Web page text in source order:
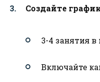
Создайте
3-4 занятия в
Включайте